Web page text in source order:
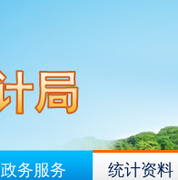
政务服务 统计资料